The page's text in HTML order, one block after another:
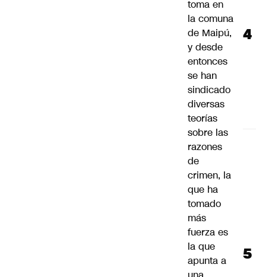
toma en
la comuna
de Maipú,
y desde
entonces
se han
sindicado
diversas
teorías
sobre las
razones
de
crimen, la
que ha
tomado
más
fuerza es
la que
apunta a